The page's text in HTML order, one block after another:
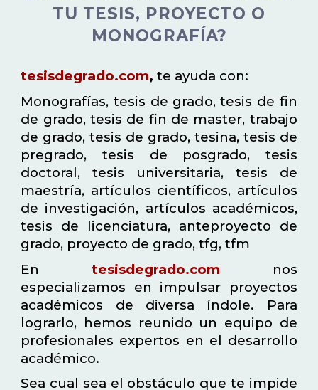
TU TESIS, PROYECTO O
MONOGRAFÍA?
tesisdegrado.com, te ayuda con:
Monografías, tesis de grado, tesis de fin
de grado, tesis de fin de master, trabajo
de grado, tesis de grado, tesina, tesis de
pregrado, tesis de posgrado, tesis
doctoral, tesis universitaria, tesis de
maestría, artículos científicos, artículos
de investigación, artículos académicos,
tesis de licenciatura, anteproyecto de
grado, proyecto de grado, tfg, tfm
En tesisdegrado.com nos
especializamos en impulsar proyectos
académicos de diversa índole. Para
lograrlo, hemos reunido un equipo de
profesionales expertos en el desarrollo
académico.
Sea cual sea el obstáculo que te impide